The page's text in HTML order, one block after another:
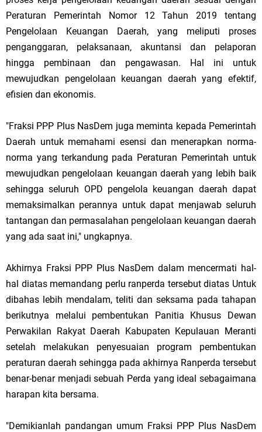
Peraturan Pemerintah Nomor 12 Tahun 2019 tentang
Pengelolaan Keuangan Daerah, yang meliputi proses
penganggaran, pelaksanaan, akuntansi dan pelaporan
hingga pembinaan dan pengawasan. Hal ini untuk
mewujudkan pengelolaan keuangan daerah yang efektif,
efisien dan ekonomis.
"Fraksi PPP Plus NasDem juga meminta kepada Pemerintah
Daerah untuk memahami esensi dan menerapkan norma-
norma yang terkandung pada Peraturan Pemerintah untuk
mewujudkan pengelolaan keuangan daerah yang lebih baik
sehingga seluruh OPD pengelola keuangan daerah dapat
memaksimalkan perannya untuk dapat menjawab seluruh
tantangan dan permasalahan pengelolaan keuangan daerah
yang ada saat ini," ungkapnya.
Akhirnya Fraksi PPP Plus NasDem dalam mencermati hal-
hal diatas memandang perlu ranperda tersebut diatas Untuk
dibahas lebih mendalam, teliti dan seksama pada tahapan
berikutnya melalui pembentukan Panitia Khusus Dewan
Perwakilan Rakyat Daerah Kabupaten Kepulauan Meranti
setelah melakukan penyesuaian program pembentukan
peraturan daerah sehingga pada akhirnya Ranperda tersebut
benar-benar menjadi sebuah Perda yang ideal sebagaimana
harapan kita bersama.
"Demikianlah pandangan umum Fraksi PPP Plus NasDem